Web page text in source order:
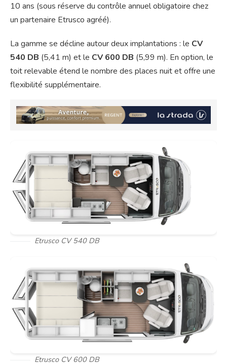
10 ans (sous réserve du contrôle annuel obligatoire chez
un partenaire Etrusco agréé).
La gamme se décline autour deux implantations : le CV
540 DB (5,41 m) et le CV 600 DB (5,99 m). En option, le
toit relevable étend le nombre des places nuit et offre une
flexibilité supplémentaire.
Etrusco CV 540 DB
Etrusco CV 600 DB